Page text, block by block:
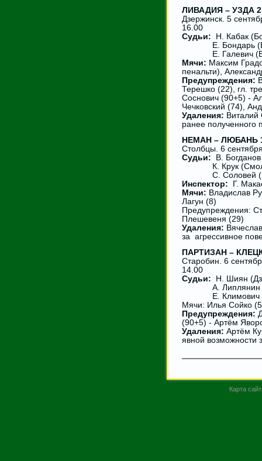
ЛИВАДИЯ – УЗДА
Дзержинск. 5
16.00
Судьи: Н. Кабак
Е. Бондарь
Е. Галевич
Мячи: Максим
пенальти),
Предупреждения:
Терешко (22), гл.
Соснович (90+5) -
Чечковский (74),
Удаления: Виталий
ранее полученного
НЕМАН – ЛЮБАНЬ
Столбцы. 6
Судьи: В.
К. Крук
С. Соловей
Инспектор: Г.
Мячи: Владислав
Лагун (8)
Предупреждения:
Плешевеня (29)
Удаления:
за агрессивное
ПАРТИЗАН –
Старобин. 6
14.00
Судьи:
Н. Шиян
А. Липлянин
Е. Климович
Мячи: Илья Сойко
Предупреждения:
(90+5) - Артём
Удаления: Артём
явной возможности
Карта